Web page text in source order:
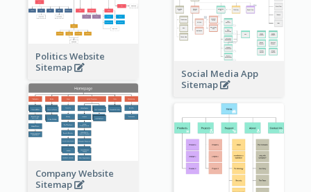
Politics Website
Sitemap
Social Media App
Sitemap
Company Website
Sitemap